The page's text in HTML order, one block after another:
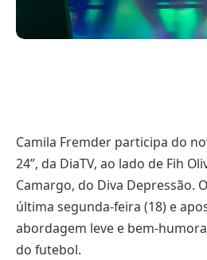
Camila Fremder participa do
24”, da DiaTV, ao lado de Fih
Camargo, do Diva Depressão.
última segunda-feira (18) e
abordagem leve e bem-
do futebol.